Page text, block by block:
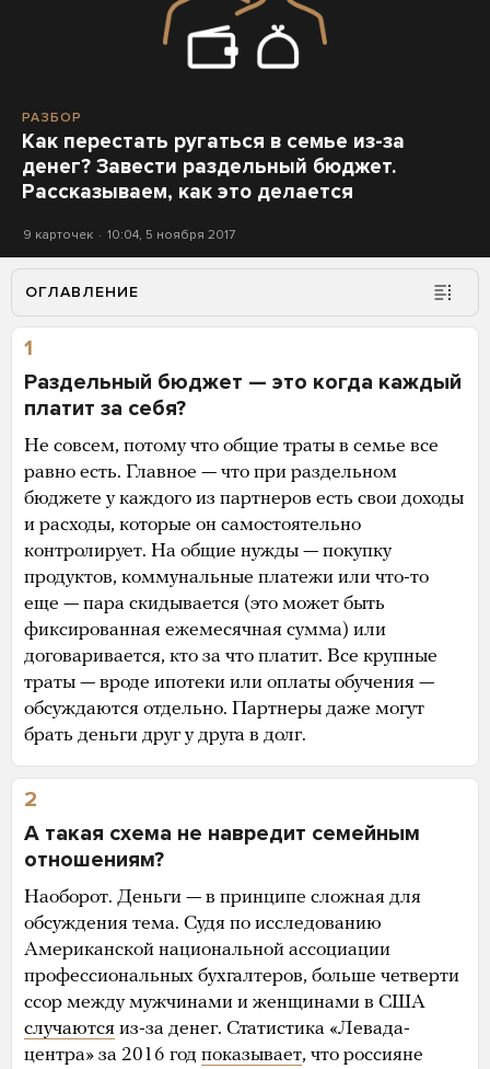
РАЗБОР
Как перестать ругаться в семье из-за
денег? Завести раздельный бюджет.
Рассказываем, как это делается
9 карточек 10:04, 5 ноября 2017
ОГЛАВЛЕНИЕ
1
Раздельный бюджет — это когда каждый
платит за себя?
Не совсем, потому что общие траты в семье все
равно есть. Главное — что при раздельном
бюджете у каждого из партнеров есть свои доходы
и расходы, которые он самостоятельно
контролирует. На общие нужды — покупку
продуктов, коммунальные платежи или что-то
еще — пара скидывается (это может быть
фиксированная ежемесячная сумма) или
договаривается, кто за что платит. Все крупные
траты — вроде ипотеки или оплаты обучения —
обсуждаются отдельно. Партнеры даже могут
брать деньги друг у друга в долг.
2
А такая схема не навредит семейным
отношениям?
Наоборот. Деньги — в принципе сложная для
обсуждения тема. Судя по исследованию
Американской национальной ассоциации
профессиональных бухгалтеров, больше четверти
ссор между мужчинами и женщинами в США
случаются из-за денег. Статистика «Левада-
центра» за 2016 год показывает, что россияне